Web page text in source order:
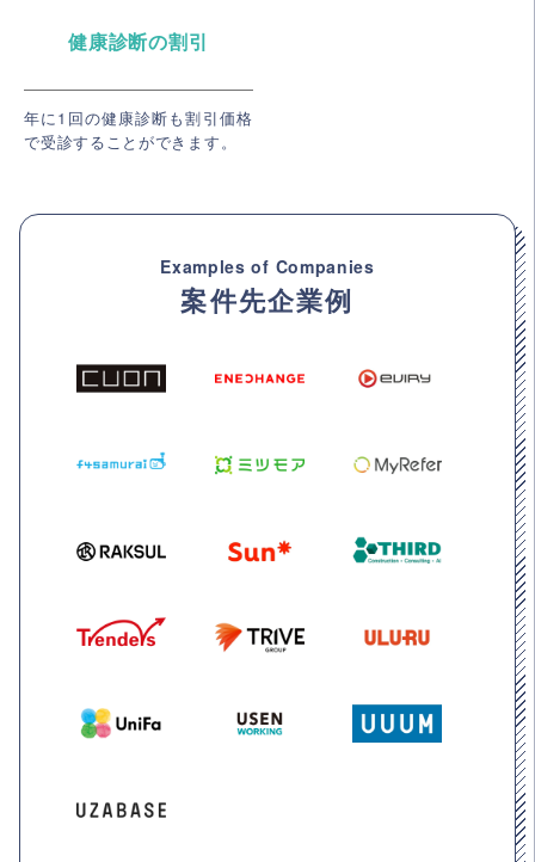
健康診断の割引
年に1回の健康診断も割引価格
で受診することができます。
Examples of Companies
案件先企業例